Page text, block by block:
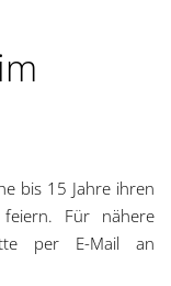
o
n
bis 15 Jahre ihren
feiern. Für nähere
per E-Mail an